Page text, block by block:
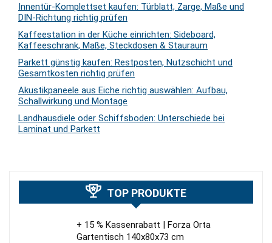
Innentür-Komplettset kaufen: Türblatt, Zarge, Maße und
DIN-Richtung richtig prüfen
Kaffeestation in der Küche einrichten: Sideboard,
Kaffeeschrank, Maße, Steckdosen & Stauraum
Parkett günstig kaufen: Restposten, Nutzschicht und
Gesamtkosten richtig prüfen
Akustikpaneele aus Eiche richtig auswählen: Aufbau,
Schallwirkung und Montage
Landhausdiele oder Schiffsboden: Unterschiede bei
Laminat und Parkett
TOP PRODUKTE
+ 15 % Kassenrabatt | Forza Orta
Gartentisch 140x80x73 cm